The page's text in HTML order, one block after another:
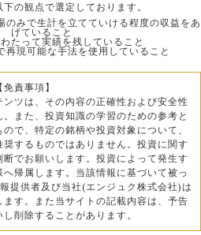
の観点で選定しております。
のみで生計を立てていける程度の収益をあ
げていること
たって実績を残していること
再現可能な手法を使用していること
【免責事項】
ツは、その内容の正確性および安全性
また、投資知識の学習のための参考と
で、特定の銘柄や投資対象について、
するものではありません。投資に関す
でお願いします。投資によって発生す
帰属します。当該情報に基づいて被っ
提供者及び当社(エンジュク株式会社)は
す。また当サイトの記載内容は、予告
削除することがあります。